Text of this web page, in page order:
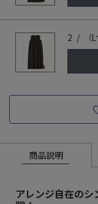
2 （
商品説明
アレンジ自在の